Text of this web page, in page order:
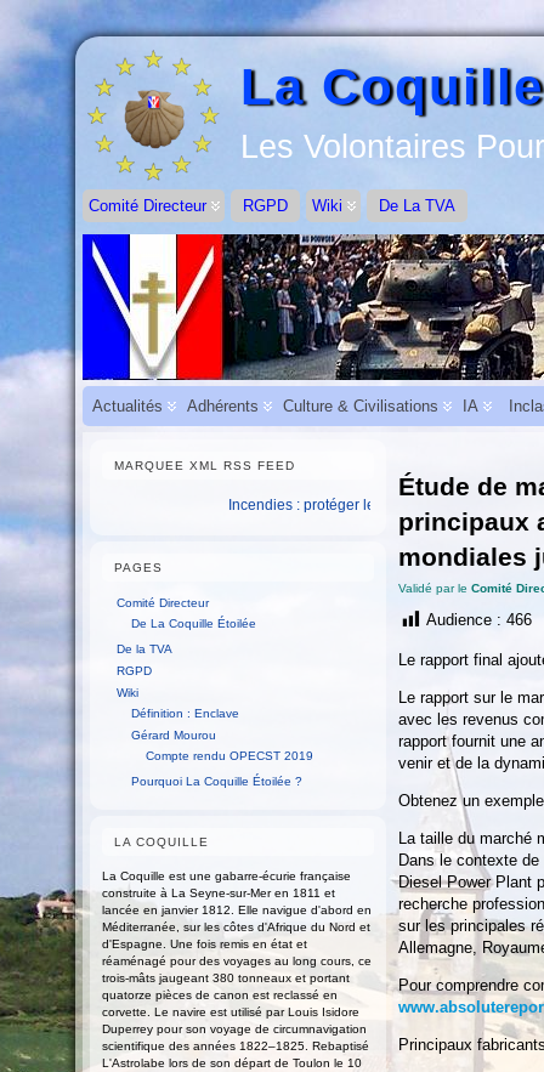
La
Les Volontaires
Comité Directeur RGPD Wiki De La TVA
Actualités Adhérents Culture & Civilisations IA
MARQUEE XML RSS FEED
Incendies : protéger les salariés et assurer la continuité de
PAGES
Comité Directeur
De La Coquille Étoilée
De la TVA
RGPD
Wiki
Définition : Enclave
Gérard Mourou
Compte rendu OPECST 2019
Pourquoi La Coquille Étoilée ?
LA COQUILLE
La Coquille est une gabarre-écurie française
construite à La Seyne-sur-Mer en 1811 et
lancée en janvier 1812. Elle navigue d'abord en
Méditerranée, sur les côtes d'Afrique du Nord et
d'Espagne. Une fois remis en état et
réaménagé pour des voyages au long cours, ce
trois-mâts jaugeant 380 tonneaux et portant
quatorze pièces de canon est reclassé en
corvette. Le navire est utilisé par Louis Isidore
Duperrey pour son voyage de circumnavigation
scientifique des années 1822–1825. Rebaptisé
L'Astrolabe lors de son départ de Toulon le 10
Étude de
principaux
mondiales
Validé par le Comité
Audience : 466
Le rapport final
Le rapport sur le
avec les revenus
rapport fournit une
venir et de la
Obtenez un
La taille du marché
Dans le contexte
Diesel Power Plant
recherche
sur les principales
Allemagne,
Pour comprendre
Principaux